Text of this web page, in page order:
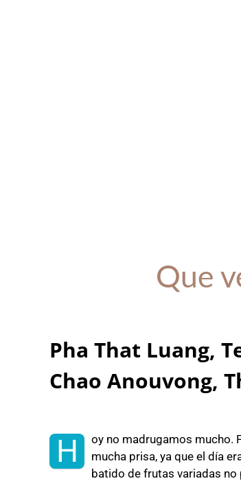
Que
Pha That Luang,
Chao Anouvong,
H
oy no madrugamos mucho.
mucha prisa, ya que el día
batido de frutas variadas